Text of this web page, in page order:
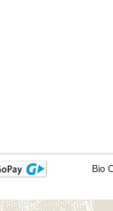
Bio